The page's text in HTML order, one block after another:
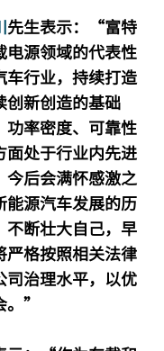
先生表示：“富特
电源领域的代表性
车行业，持续打造
创新创造的基础
功率密度、可靠性
面处于行业内先进
今后会满怀感激之
能源汽车发展的历
不断壮大自己，早
严格按照相关法律
司治理水平，以优
。”